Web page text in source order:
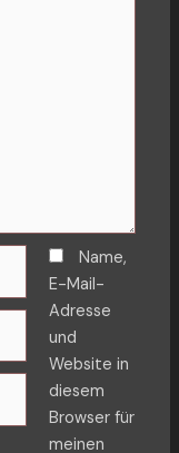
Name,
E-Mail-
Adresse
und
Website in
diesem
Browser für
meinen